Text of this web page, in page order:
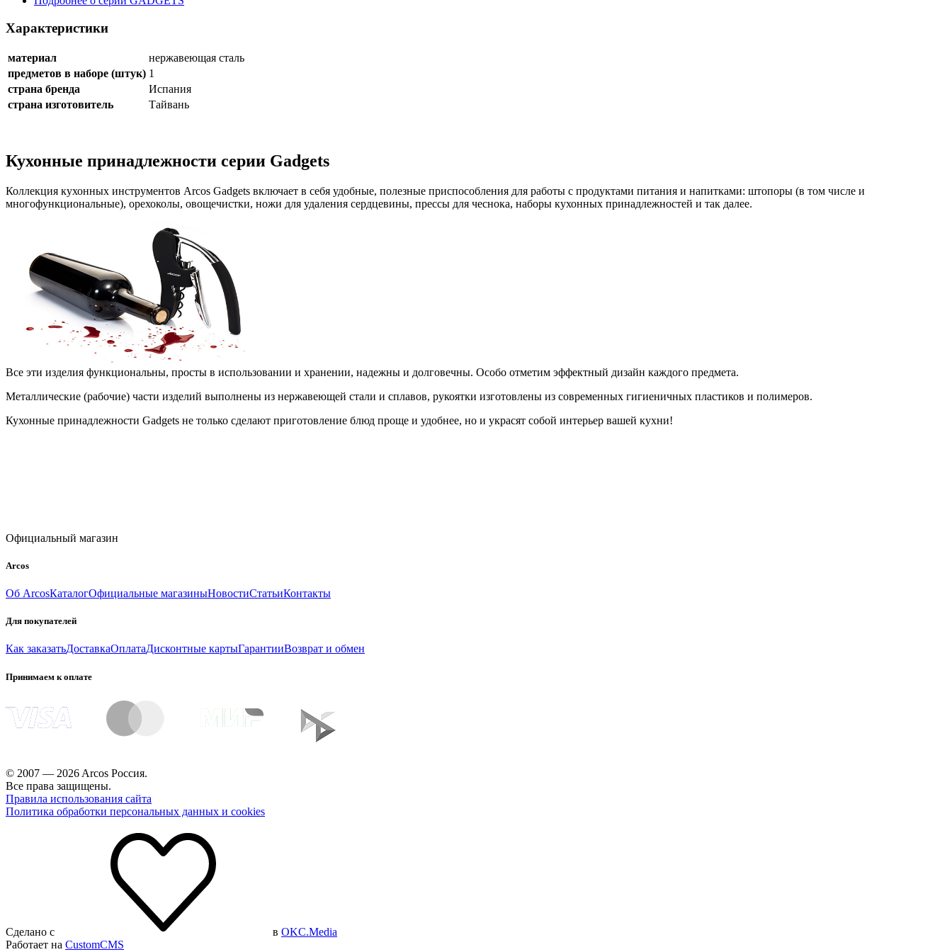
Характеристики
материал
нержавеющая сталь
предметов в наборе (штук) 1
страна бренда
Испания
страна изготовитель
Тайвань
Кухонные принадлежности серии Gadgets
Коллекция кухонных инструментов Arcos Gadgets включает в себя удобные, полезные приспособления для работы с продуктами питания и напитками: штопоры (в том числе и
многофункциональные), орехоколы, овощечистки, ножи для удаления сердцевины, прессы для чеснока, наборы кухонных принадлежностей и так далее.
Все эти изделия функциональны, просты в использовании и хранении, надежны и долговечны. Особо отметим эффектный дизайн каждого предмета.
Металлические (рабочие) части изделий выполнены из нержавеющей стали и сплавов, рукоятки изготовлены из современных гигиеничных пластиков и полимеров.
Кухонные принадлежности Gadgets не только сделают приготовление блюд проще и удобнее, но и украсят собой интерьер вашей кухни!
Официальный магазин
Arcos
Об ArcosКаталогОфициальные магазиныНовостиСтатьиКонтакты
Для покупателей
Как заказатьДоставкаОплатаДисконтные картыГарантииВозврат и обмен
Принимаем к оплате
© 2007 — 2026 Arcos Россия.
Все права защищены.
Правила использования сайта
Политика обработки персональных данных и cookies
Сделано с в OKC.Media
Работает на CustomCMS